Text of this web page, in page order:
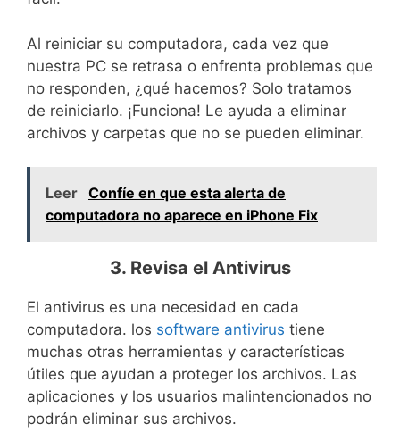
Al reiniciar su computadora, cada vez que
nuestra PC se retrasa o enfrenta problemas que
no responden, ¿qué hacemos? Solo tratamos
de reiniciarlo. ¡Funciona! Le ayuda a eliminar
archivos y carpetas que no se pueden eliminar.
Leer Confíe en que esta alerta de
computadora no aparece en iPhone Fix
3. Revisa el Antivirus
El antivirus es una necesidad en cada
computadora. los software antivirus tiene
muchas otras herramientas y características
útiles que ayudan a proteger los archivos. Las
aplicaciones y los usuarios malintencionados no
podrán eliminar sus archivos.